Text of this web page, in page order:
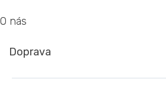
O nás
Doprava